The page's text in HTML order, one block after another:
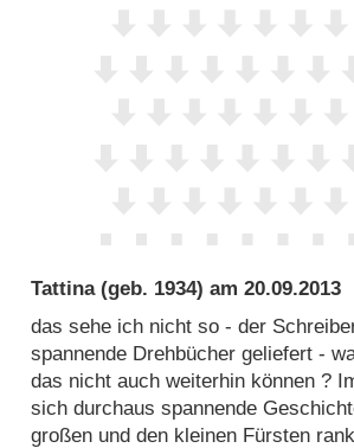
Tattina(geb. 1934) am20.09.2013
das sehe ich nicht so - der
spannende Drehbücher geliefert -
das nicht auch weiterhin können ?
sich durchaus spannende
großen und den kleinen Fürsten